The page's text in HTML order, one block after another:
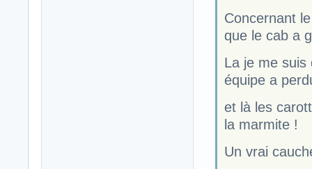
Concernant
que le cab a
La je me suis
équipe a
et là les
la marmite !
Un vrai